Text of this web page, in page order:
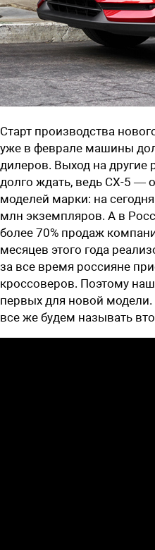
Старт производства
уже в феврале машины
дилеров. Выход на другие
долго ждать, ведь CX-5 —
моделей марки: на
млн экземпляров. А в
более 70% продаж
месяцев этого года
за все время россияне
кроссоверов. Поэтому
первых для новой
все же будем называть